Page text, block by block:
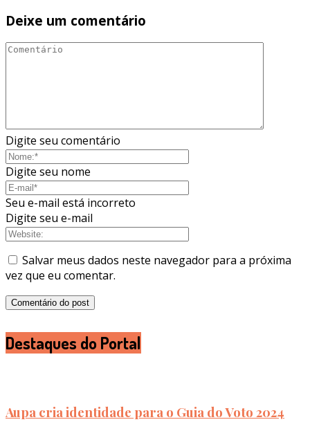
Deixe um comentário
Digite seu comentário
Digite seu nome
Seu e-mail está incorreto
Digite seu e-mail
Salvar meus dados neste navegador para a próxima
vez que eu comentar.
Destaques do Portal
Aupa cria identidade para o Guia do Voto 2024